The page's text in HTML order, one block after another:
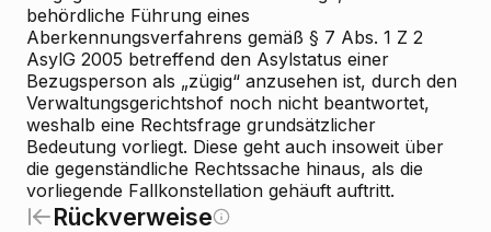
behördliche Führung eines
Aberkennungsverfahrens gemäß § 7 Abs. 1 Z 2
AsylG 2005 betreffend den Asylstatus einer
Bezugsperson als „zügig“ anzusehen ist, durch den
Verwaltungsgerichtshof noch nicht beantwortet,
weshalb eine Rechtsfrage grundsätzlicher
Bedeutung vorliegt. Diese geht auch insoweit über
die gegenständliche Rechtssache hinaus, als die
vorliegende Fallkonstellation gehäuft auftritt.
Rückverweise